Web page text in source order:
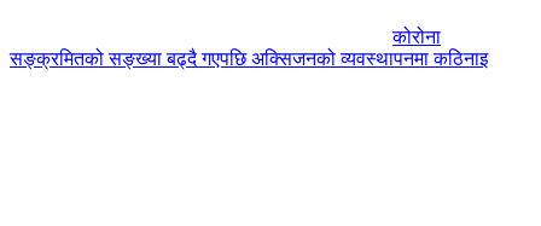
कोरोना
सङ्क्रमितको सङ्ख्या बढ्दै गएपछि अक्सिजनको व्यवस्थापनमा कठिनाइ